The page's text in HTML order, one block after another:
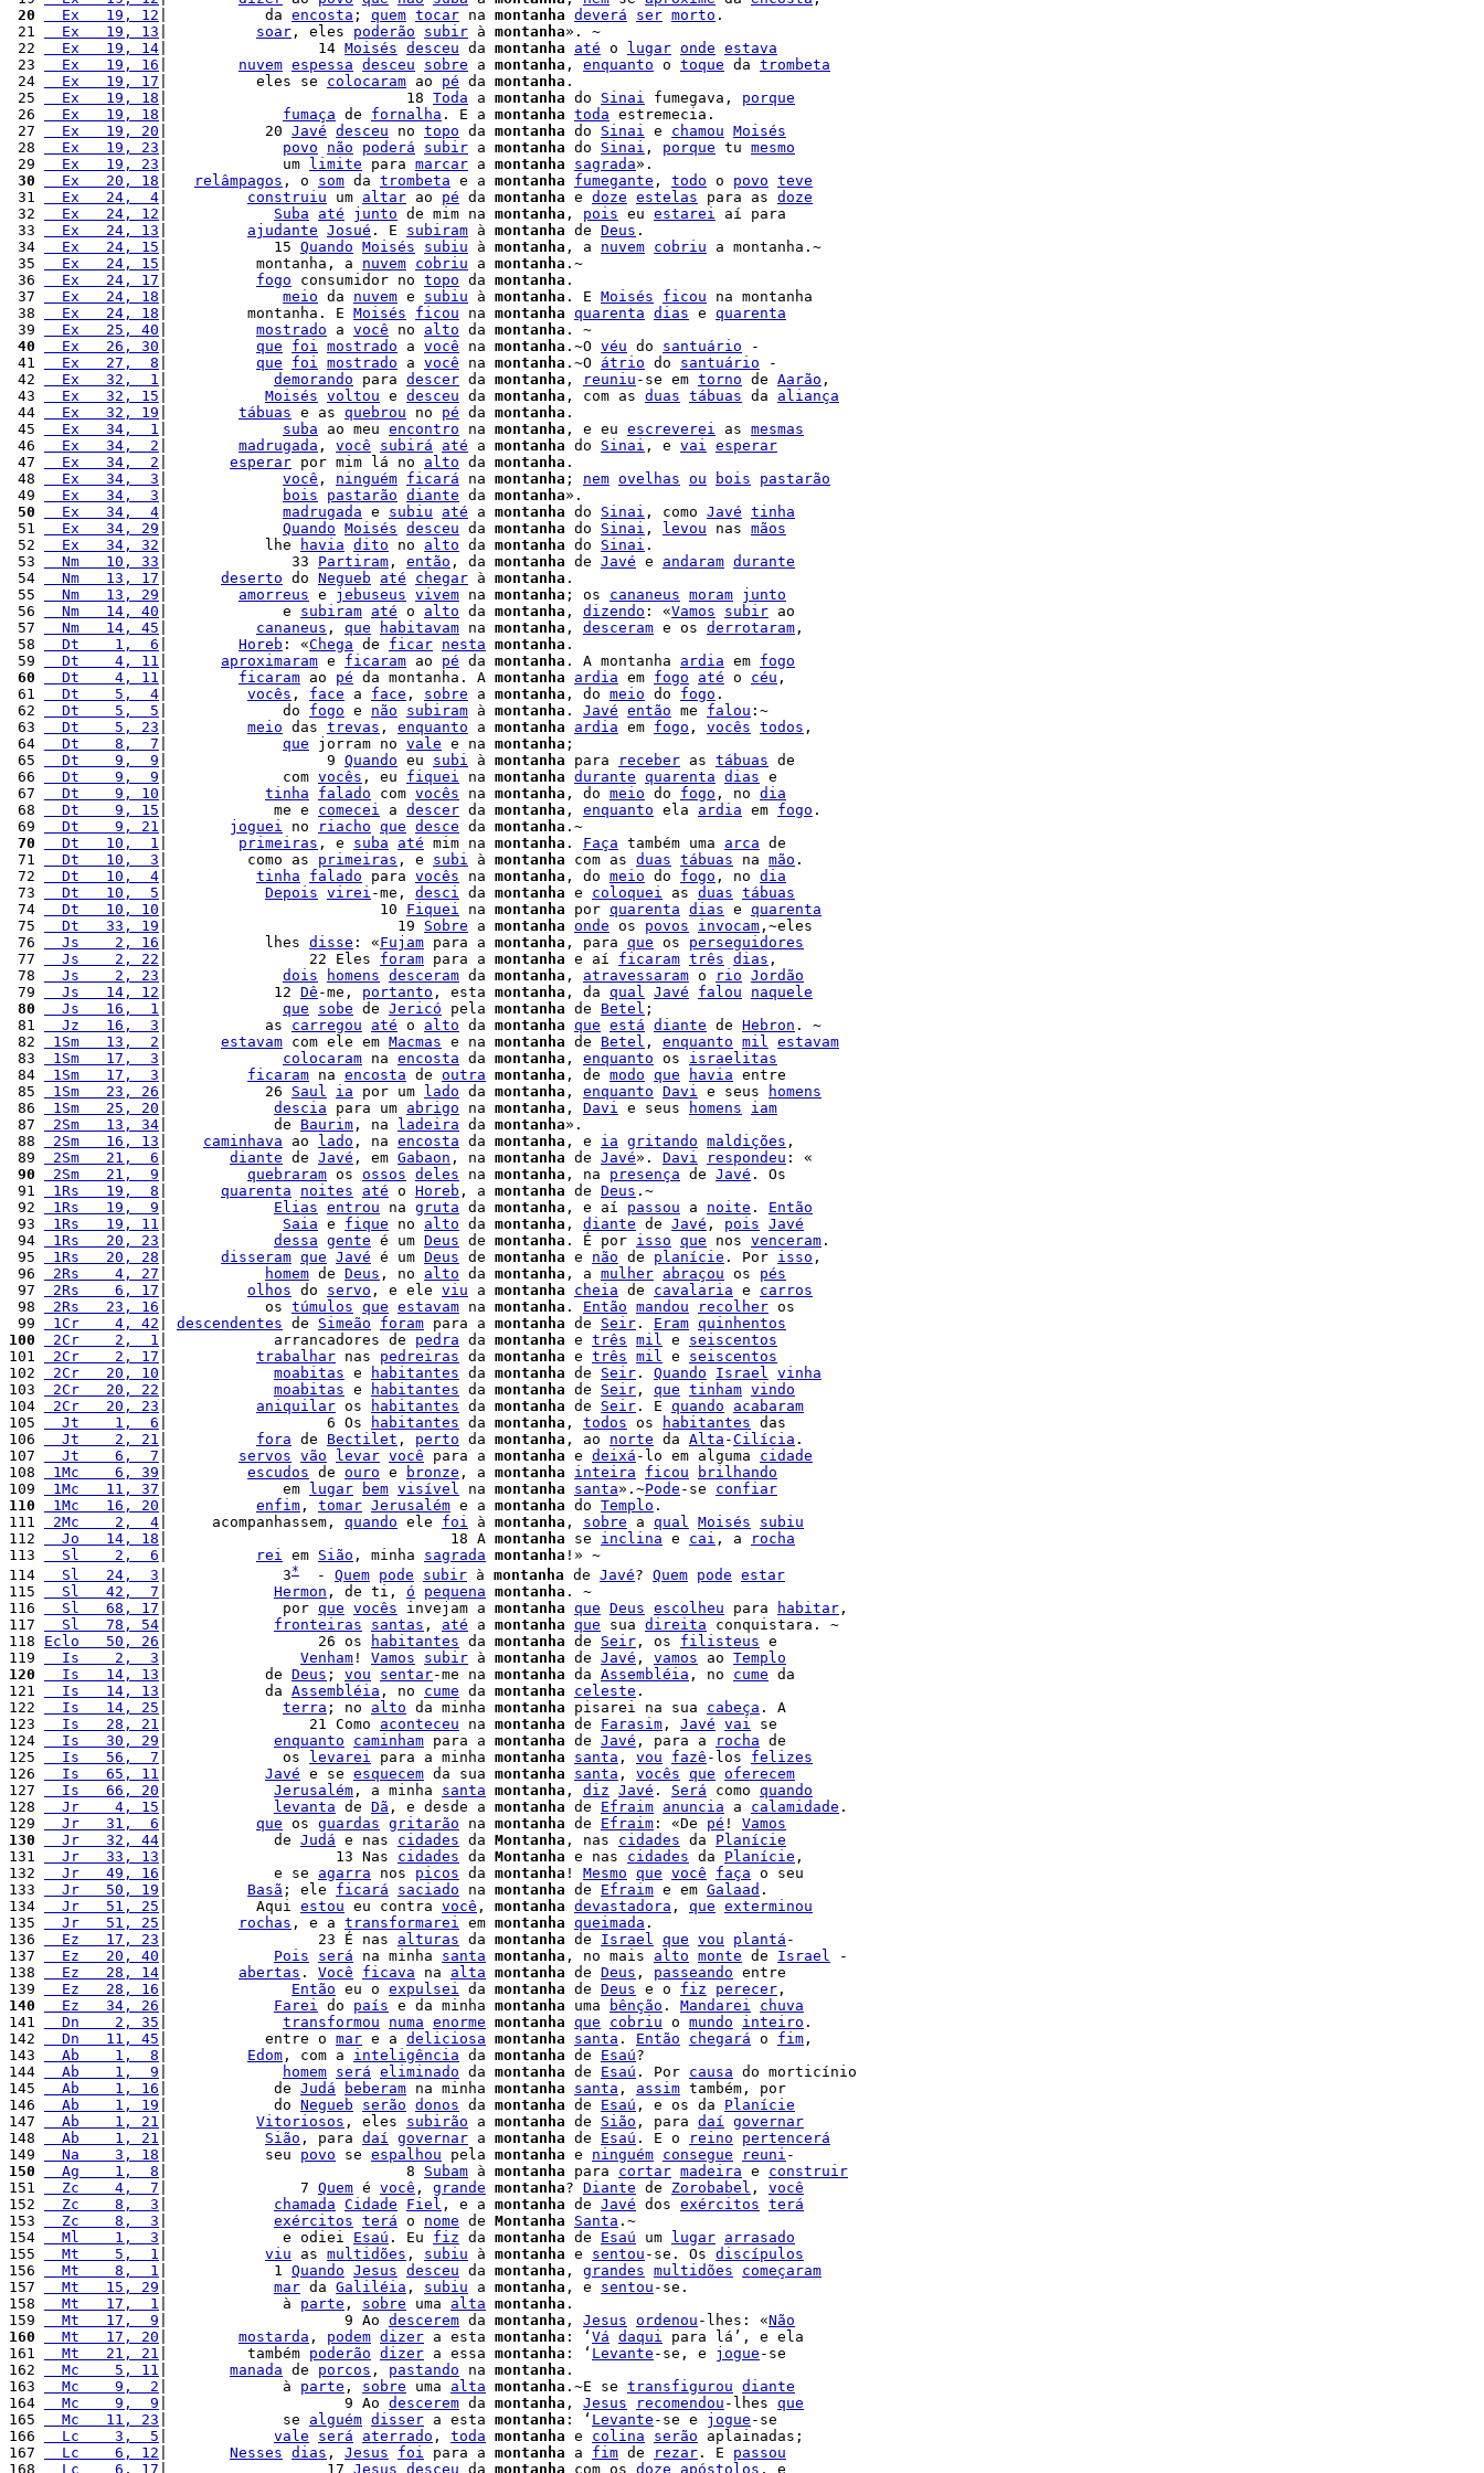
20
  Ex   19, 12
|           da encosta ; quem tocar na montanha deverá ser morto .
21
  Ex   19, 13
soar , eles poderão subir à montanha». ~
22
  Ex   19, 14
|                 14 Moisés desceu da montanha até o lugar onde estava
23
  Ex   19, 16
nuvem espessa desceu sobre a montanha , enquanto o toque da trombeta
24
  Ex   19, 17
|          eles se colocaram ao pé da montanha .
25
  Ex   19, 18
|                           18 Toda a montanha do Sinai fumegava, porque
26
  Ex   19, 18
fumaça de fornalha . E a montanha toda estremecia.
27
  Ex   19, 20
|           20 Javé desceu no topo da montanha do Sinai e chamou Moisés
28
  Ex   19, 23
povo não poderá subir a montanha do Sinai , porque tu mesmo
29
  Ex   19, 23
|             um limite para marcar a montanha sagrada
30
  Ex   20, 18
relâmpagos , o som da trombeta e a montanha fumegante , todo o povo teve
31
  Ex   24,  4
construiu um altar ao pé da montanha e doze estelas para as doze
32
  Ex   24, 12
Suba até junto de mim na montanha , pois eu estarei aí para
33
  Ex   24, 13
ajudante Josué . E subiram à montanha de Deus .
34
  Ex   24, 15
|            15 Quando Moisés subiu à montanha , a nuvem cobriu a montanha.~
35
  Ex   24, 15
|          montanha, a nuvem cobriu a montanha .~
36
  Ex   24, 17
fogo consumidor no topo da montanha .
37
  Ex   24, 18
meio da nuvem e subiu à montanha . E Moisés ficou na montanha
38
  Ex   24, 18
|         montanha. E Moisés ficou na montanha quarenta dias e quarenta
39
  Ex   25, 40
mostrado a você no alto da montanha
40
  Ex   26, 30
que foi mostrado a você na montanha .~O véu do santuário -
41
  Ex   27,  8
que foi mostrado a você na montanha .~O átrio do santuário -
42
  Ex   32,  1
demorando para descer da montanha , reuniu -se em torno de Aarão ,
43
  Ex   32, 15
Moisés voltou e desceu da montanha , com as duas tábuas da aliança
44
  Ex   32, 19
tábuas e as quebrou no pé da montanha .
45
  Ex   34,  1
suba ao meu encontro na montanha , e eu escreverei as mesmas
46
  Ex   34,  2
madrugada , você subirá até a montanha do Sinai , e vai esperar
47
  Ex   34,  2
esperar por mim lá no alto da montanha .
48
  Ex   34,  3
você , ninguém ficará na montanha ; nem ovelhas ou bois
pastarão
49
  Ex   34,  3
bois pastarão diante da montanha
50
  Ex   34,  4
madrugada e subiu até a montanha do Sinai , como Javé tinha
51
  Ex   34, 29
Quando Moisés desceu da montanha do Sinai , levou nas mãos
52
  Ex   34, 32
|           lhe havia dito no alto da montanha do Sinai .
53
  Nm   10, 33
|              33 Partiram , então , da montanha de Javé e andaram durante
54
  Nm   13, 17
deserto do Negueb até chegar à montanha .
55
  Nm   13, 29
amorreus e jebuseus vivem na montanha ; os cananeus moram junto
56
  Nm   14, 40
|             e subiram até o alto da montanha , dizendo : «Vamos subir ao
57
  Nm   14, 45
cananeus , que habitavam na montanha , desceram e os derrotaram ,
58
  Dt    1,  6
Horeb : «Chega de ficar nesta montanha .
59
  Dt    4, 11
aproximaram e ficaram ao pé da montanha . A montanha ardia em fogo
60
  Dt    4, 11
ficaram ao pé da montanha. A montanha ardia em fogo até o céu ,
61
  Dt    5,  4
vocês , face a face , sobre a montanha , do meio do fogo .
62
  Dt    5,  5
|             do fogo e não subiram à montanha . Javé então me falou :~
63
  Dt    5, 23
meio das trevas , enquanto a montanha ardia em fogo , vocês todos ,
64
  Dt    8,  7
que jorram no vale e na montanha ;
65
  Dt    9,  9
|                  9 Quando eu subi à montanha para receber as tábuas de
66
  Dt    9,  9
|             com vocês , eu fiquei na montanha durante quarenta dias e
67
  Dt    9, 10
tinha falado com vocês na montanha , do meio do fogo , no dia
68
  Dt    9, 15
|            me e comecei a descer da montanha , enquanto ela ardia em fogo .
69
  Dt    9, 21
joguei no riacho que desce da montanha
70
  Dt   10,  1
primeiras , e suba até mim na montanha . Faça também uma arca de
71
  Dt   10,  3
|         como as primeiras , e subi à montanha com as duas tábuas na mão .
72
  Dt   10,  4
tinha falado para vocês na montanha , do meio do fogo , no dia
73
  Dt   10,  5
Depois virei -me, desci da montanha e coloquei as duas tábuas
74
  Dt   10, 10
|                        10 Fiquei na montanha por quarenta dias e quarenta
75
  Dt   33, 19
|                          19 Sobre a montanha onde os povos invocam ,~eles
76
  Js    2, 16
|           lhes disse : «Fujam para a montanha , para que os perseguidores
77
  Js    2, 22
|                22 Eles foram para a montanha e aí ficaram três dias ,
78
  Js    2, 23
dois homens desceram da montanha , atravessaram o rio Jordão
79
  Js   14, 12
|            12 Dê -me, portanto , esta montanha , da qual Javé falou
naquele
80
  Js   16,  1
que sobe de Jericó pela montanha de Betel ;
81
  Jz   16,  3
|           as carregou até o alto da montanha que está diante de Hebron . ~
82
1Sm   13,  2 estavam com ele em Macmas e na montanha de Betel , enquanto mil estavam
83
1Sm   17,  3 colocaram na encosta da montanha , enquanto os israelitas
84
1Sm   17,  3 ficaram na encosta de outra montanha , de modo que havia entre
85
1Sm   23, 26 |           26 Saul ia por um lado da montanha , enquanto Davi e seus
homens
86
1Sm   25, 20 descia para um abrigo na montanha , Davi e seus homens
iam
87
2Sm   13, 34 |            de Baurim , na ladeira da montanha».
88
2Sm   16, 13 caminhava ao lado , na encosta da montanha , e ia gritando maldições ,
89
2Sm   21,  6 diante de Javé , em Gabaon , na montanha de Javé». Davi respondeu
90
2Sm   21,  9 quebraram os ossos deles na montanha , na presença de Javé . Os
91
1Rs   19,  8 quarenta noites até o Horeb , a montanha de Deus .~
92
1Rs   19,  9 Elias entrou na gruta da montanha , e aí passou a noite . Então
93
1Rs   19, 11 Saia e fique no alto da montanha , diante de Javé , pois Javé
94
1Rs   20, 23 dessa gente é um Deus de montanha . É por isso que nos venceram .
95
1Rs   20, 28 disseram que Javé é um Deus de montanha e não de planície . Por isso ,
96
2Rs    4, 27 homem de Deus , no alto da montanha , a mulher abraçou os pés
97
2Rs    6, 17 olhos do servo , e ele viu a montanha cheia de cavalaria e carros
98
2Rs   23, 16 |           os túmulos que estavam na montanha . Então mandou recolher os
99
1Cr    4, 42 descendentes de Simeão foram para a montanha de Seir . Eram quinhentos
100
2Cr    2,  1 |            arrancadores de pedra da montanha e três mil e seiscentos
101
2Cr    2, 17 trabalhar nas pedreiras da montanha e três mil e seiscentos
102
2Cr   20, 10 moabitas e habitantes da montanha de Seir . Quando Israel vinha
103
2Cr   20, 22 moabitas e habitantes da montanha de Seir , que tinham vindo
104
2Cr   20, 23 aniquilar os habitantes da montanha de Seir . E quando
acabaram
105
  Jt    1,  6
|                  6 Os habitantes da montanha , todos os habitantes das
106
  Jt    2, 21
fora de Bectilet , perto da montanha , ao norte da Alta -Cilícia .
107
  Jt    6,  7
servos vão levar você para a montanha e deixá -lo em alguma cidade
108
1Mc    6, 39 escudos de ouro e bronze , a montanha inteira ficou
brilhando
109
1Mc   11, 37 |             em lugar bem visível na montanha santa».~Pode -se confiar
110
1Mc   16, 20 enfim , tomar Jerusalém e a montanha do Templo .
111
2Mc    2,  4 |     acompanhassem, quando ele foi à montanha , sobre a qual Moisés
subiu
112
  Jo   14, 18
|                                18 A montanha se inclina e cai , a
rocha
113
  Sl    2,  6
rei em Sião , minha sagrada montanha !» ~
114
  Sl   24,  3
|             3*
  -
Quem pode subir à montanha de Javé? Quem pode estar
115
  Sl   42,  7
Hermon , de ti, ó pequena montanha . ~
116
  Sl   68, 17
|             por que vocês invejam a montanha que Deus escolheu para habitar ,
117
  Sl   78, 54
fronteiras santas , até a montanha que sua direita conquistara. ~
118 Eclo   50, 26 |                 26 os habitantes da montanha de Seir , os filisteus e
119
  Is    2,  3
Venham ! Vamos subir à montanha de Javé , vamos ao Templo
120
  Is   14, 13
|           de Deus ; vou sentar-me na montanha da Assembléia , no cume da
121
  Is   14, 13
|           da Assembléia , no cume da montanha celeste .
122
  Is   14, 25
terra ; no alto da minha montanha pisarei na sua cabeça . A
123
  Is   28, 21
|                21 Como aconteceu na montanha de Farasim , Javé vai se
124
  Is   30, 29
enquanto caminham para a montanha de Javé , para a rocha de
125
  Is   56,  7
|             os levarei para a minha montanha santa , vou fazê -los felizes
126
  Is   65, 11
Javé e se esquecem da sua montanha santa , vocês que oferecem
127
  Is   66, 20
Jerusalém , a minha santa montanha , diz Javé . Será como quando
128
  Jr    4, 15
levanta de Dã , e desde a montanha de Efraim anuncia a calamidade .
129
  Jr   31,  6
que os guardas gritarão na montanha de Efraim : «De pé ! Vamos
130
  Jr   32, 44
|            de Judá e nas cidades da Montanha , nas cidades da Planície
131
  Jr   33, 13
|                   13 Nas cidades da Montanha e nas cidades da Planície ,
132
  Jr   49, 16
|            e se agarra nos picos da montanha ! Mesmo que você faça o seu
133
  Jr   50, 19
Basã ; ele ficará saciado na montanha de Efraim e em Galaad .
134
  Jr   51, 25
|          Aqui estou eu contra você , montanha devastadora , que exterminou
135
  Jr   51, 25
rochas , e a transformarei em montanha queimada .
136
  Ez   17, 23
|                 23 É nas alturas da montanha de Israel que vou plantá -
137
  Ez   20, 40
Pois será na minha santa montanha , no mais alto monte de Israel -
138
  Ez   28, 14
abertas . Você ficava na alta montanha de Deus , passeando entre
139
  Ez   28, 16
Então eu o expulsei da montanha de Deus e o fiz perecer
140
  Ez   34, 26
Farei do país e da minha montanha uma bênção . Mandarei
chuva
141
  Dn    2, 35
transformou numa enorme montanha que cobriu o mundo inteiro .
142
  Dn   11, 45
|           entre o mar e a deliciosa montanha santa . Então chegará o fim ,
143
  Ab    1,  8
Edom , com a inteligência da montanha de Esaú?
144
  Ab    1,  9
homem será eliminado da montanha de Esaú . Por causa do morticínio
145
  Ab    1, 16
|            de Judá beberam na minha montanha santa , assim também, por
146
  Ab    1, 19
|            do Negueb serão donos da montanha de Esaú , e os da Planície
147
  Ab    1, 21
Vitoriosos , eles subirão a montanha de Sião , para daí governar
148
  Ab    1, 21
Sião , para daí governar a montanha de Esaú . E o reino
pertencerá
149
  Na    3, 18
|           seu povo se espalhou pela montanha e ninguém consegue reuni
150
  Ag    1,  8
|                           8 Subam à montanha para cortar madeira e construir
151
  Zc    4,  7
|               7 Quem é você , grande montanha? Diante de Zorobabel , você
152
  Zc    8,  3
chamada Cidade Fiel , e a montanha de Javé dos exércitos terá
153
  Zc    8,  3
exércitos terá o nome de Montanha Santa .~
154
  Ml    1,  3
|             e odiei Esaú . Eu fiz da montanha de Esaú um lugar arrasado
155
  Mt    5,  1
viu as multidões , subiu à montanha e sentou -se. Os discípulos
156
  Mt    8,  1
|            1 Quando Jesus desceu da montanha , grandes multidões
começaram
157
  Mt   15, 29
mar da Galiléia , subiu a montanha , e sentou -se.
158
  Mt   17,  1
|             à parte , sobre uma alta montanha .
159
  Mt   17,  9
|                    9 Ao descerem da montanha , Jesus ordenou -lhes: «Não
160
  Mt   17, 20
mostarda , podem dizer a esta montanha : ‘ Vá daqui para lá’, e ela
161
  Mt   21, 21
|         também poderão dizer a essa montanha : ‘ Levante -se, e jogue -se
162
  Mc    5, 11
manada de porcos , pastando na montanha .
163
  Mc    9,  2
|             à parte , sobre uma alta montanha .~E se transfigurou diante
164
  Mc    9,  9
|                    9 Ao descerem da montanha , Jesus recomendou -lhes que
165
  Mc   11, 23
|             se alguém disser a esta montanha : ‘ Levante -se e jogue -se
166
  Lc    3,  5
vale será aterrado , toda montanha e colina serão aplainadas;
167
  Lc    6, 12
Nesses dias , Jesus foi para a montanha a fim de rezar . E passou
168
  Lc    6, 17
|                  17 Jesus desceu da montanha com os doze apóstolos , e